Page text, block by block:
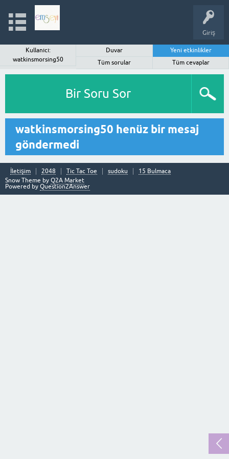
Giriş
Kullanıcı:
watkinsmorsing50
Duvar
Yeni etkinlikler
Tüm sorular
Tüm cevaplar
Bir Soru Sor
watkinsmorsing50 henüz bir mesaj
göndermedi
İletişim 2048 Tic Tac Toe sudoku
15 Bulmaca
Snow Theme by Q2A Market
Powered by Question2Answer